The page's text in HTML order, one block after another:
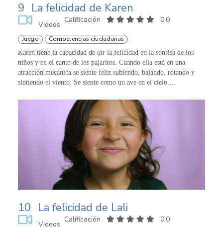
9 La felicidad de Karen
Videos
Calificación 0,0
Juego Competencias ciudadanas
Karen tiene la capacidad de oír la felicidad en la sonrisa de los
niños y en el canto de los pajaritos. Cuando ella está en una
atracción mecánica se siente feliz subiendo, bajando, rotando y
sintiendo el viento. Se siente como un ave en el cielo....
10 La felicidad de Lali
Videos
Calificación 0,0